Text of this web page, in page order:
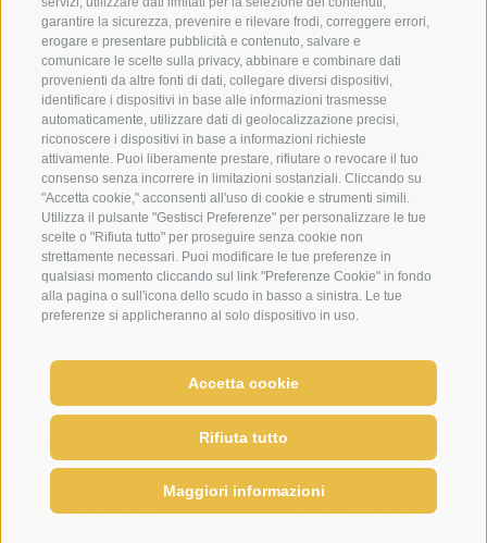
garantire la sicurezza, prevenire e rilevare frodi, correggere errori,
erogare e presentare pubblicità e contenuto, salvare e
comunicare le scelte sulla privacy, abbinare e combinare dati
provenienti da altre fonti di dati, collegare diversi dispositivi,
identificare i dispositivi in base alle informazioni trasmesse
automaticamente, utilizzare dati di geolocalizzazione precisi,
riconoscere i dispositivi in base a informazioni richieste
attivamente. Puoi liberamente prestare, rifiutare o revocare il tuo
consenso senza incorrere in limitazioni sostanziali. Cliccando su
"Accetta cookie," acconsenti all'uso di cookie e strumenti simili.
Utilizza il pulsante "Gestisci Preferenze" per personalizzare le tue
scelte o "Rifiuta tutto" per proseguire senza cookie non
strettamente necessari. Puoi modificare le tue preferenze in
qualsiasi momento cliccando sul link "Preferenze Cookie" in fondo
alla pagina o sull'icona dello scudo in basso a sinistra. Le tue
preferenze si applicheranno al solo dispositivo in uso.
Accetta cookie
Rifiuta tutto
Maggiori informazioni
come enjoy relax
info@loewe-dolomites.com
Hotel Loewe - Via Bolzano 6
39038 San Candido/Versciaco
Alta Pusteria - Alto Adige
MAPPA DEL SITO UID IT02364640215